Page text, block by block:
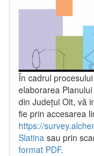
În cadrul
elaborarea
din Județul Olt, vă
fie prin accesarea
https://
Slatina sau prin
format PDF.